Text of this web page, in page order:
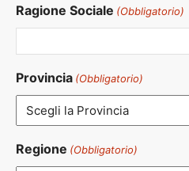
Ragione Sociale (Obbligatorio)
Provincia (Obbligatorio)
Regione (Obbligatorio)